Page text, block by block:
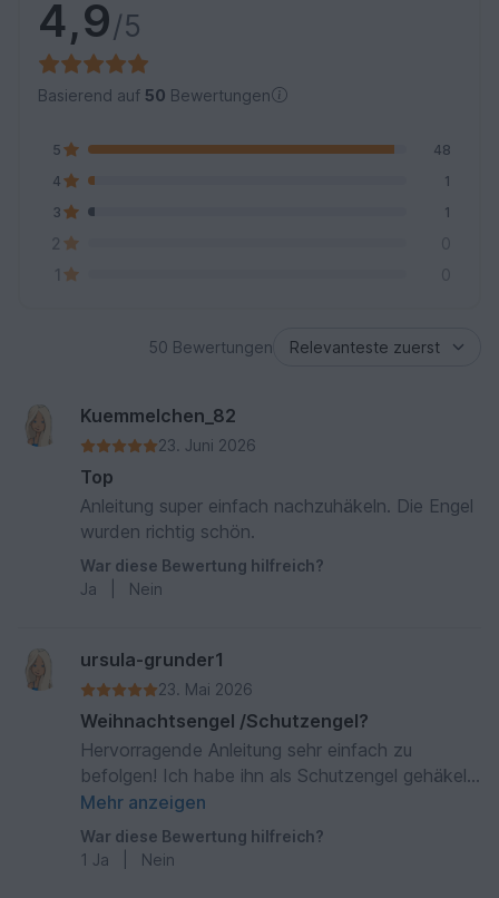
4,9/5
Basierend auf 50 Bewertungen
5
48
4
1
3
1
2
0
1
0
50 Bewertungen
Kuemmelchen_82
23. Juni 2026
Top
Anleitung super einfach nachzuhäkeln. Die Engel
wurden richtig schön.
War diese Bewertung hilfreich?
Ja
Nein
ursula-grunder1
23. Mai 2026
Weihnachtsengel /Schutzengel?
Hervorragende Anleitung sehr einfach zu
befolgen! Ich habe ihn als Schutzengel gehäkelt
und ihm eine Spieluhr mit einem Schlaflied in das
Röckchen gearbeitet. Der Engel sieht gerade in
weiss einfach bezaubernd aus! Somit ist er nicht
Mehr anzeigen
War diese Bewertung hilfreich?
1 Ja Nein